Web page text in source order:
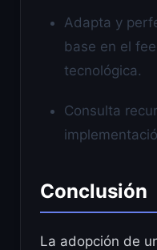
Adapta y
base en el
tecnológica.
Consulta
Conclusión
La adopción de